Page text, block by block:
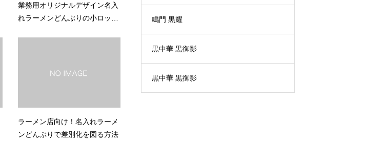
業務用オリジナルデザイン名入
れラーメンどんぶりの小ロット
ラーメン店向け！名入れラーメ
ンどんぶりで差別化を図る方法
鳴門 黒耀
黒中華 黒御影
黒中華 黒御影